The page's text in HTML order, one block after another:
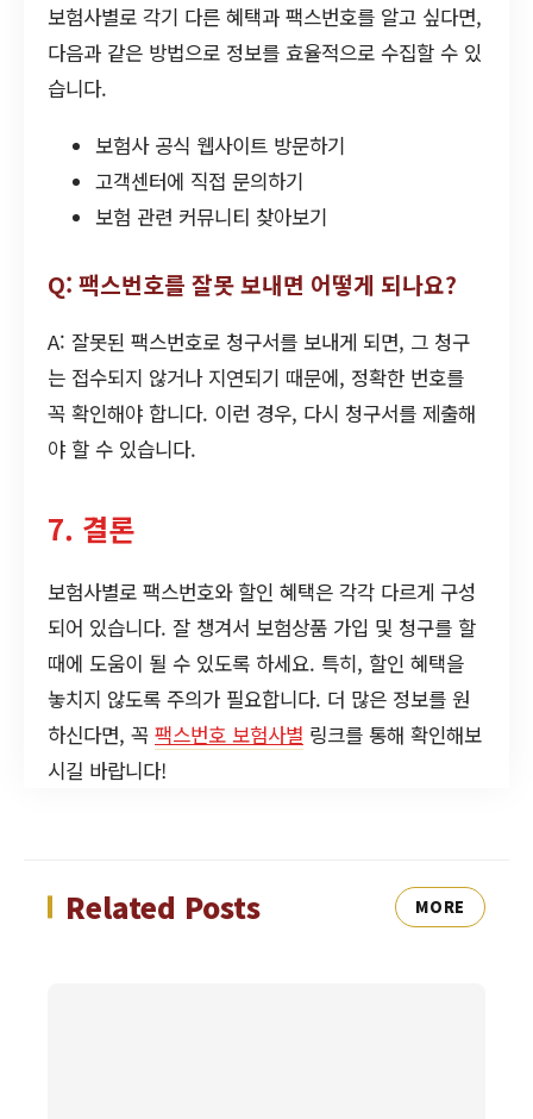
보험사별로 각기 다른 혜택과 팩스번호를 알고 싶다면,
다음과 같은 방법으로 정보를 효율적으로 수집할 수 있
습니다.
보험사 공식 웹사이트 방문하기
고객센터에 직접 문의하기
보험 관련 커뮤니티 찾아보기
Q: 팩스번호를 잘못 보내면 어떻게 되나요?
A: 잘못된 팩스번호로 청구서를 보내게 되면, 그 청구
는 접수되지 않거나 지연되기 때문에, 정확한 번호를
꼭 확인해야 합니다. 이런 경우, 다시 청구서를 제출해
야 할 수 있습니다.
7. 결론
보험사별로 팩스번호와 할인 혜택은 각각 다르게 구성
되어 있습니다. 잘 챙겨서 보험상품 가입 및 청구를 할
때에 도움이 될 수 있도록 하세요. 특히, 할인 혜택을
놓치지 않도록 주의가 필요합니다. 더 많은 정보를 원
하신다면, 꼭 팩스번호 보험사별 링크를 통해 확인해보
시길 바랍니다!
Related Posts MORE